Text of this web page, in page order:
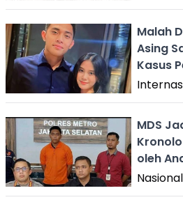
Malah
Asing
Kasus
MDS
MDS
oleh
Pajak
Nasional